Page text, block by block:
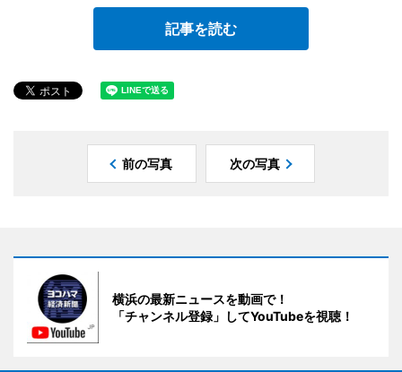
記事を読む
前の写真 次の写真
横浜の最新ニュースを動画で！
「チャンネル登録」してYouTubeを視聴！